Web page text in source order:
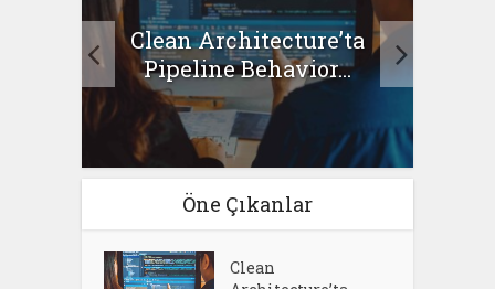
Clean Architecture’ta
Pipeline Behavior...
Öne Çıkanlar
Clean